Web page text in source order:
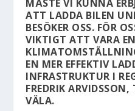
MÅSTE VI KUNNA
ATT LADDA BILEN
BESÖKER OSS. FÖR
VIKTIGT ATT VARA
EN MER EFFEKTIV
INFRASTRUKTUR I
FREDRIK ARVIDSSON,
VÄLA.